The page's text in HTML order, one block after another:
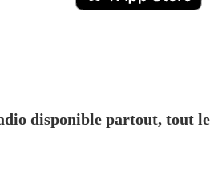
disponible partout, tout